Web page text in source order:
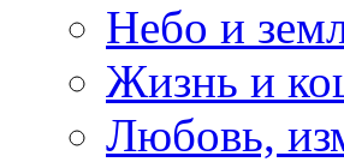
Небо и
Жизнь и
Любовь,